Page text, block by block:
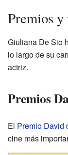
Premios
Giuliana De Sio
lo largo de su
actriz.
Premios
El Premio David
cine más